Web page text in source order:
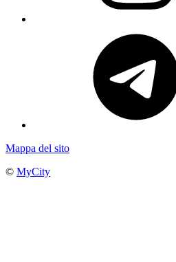
Mappa del sito
© MyCity